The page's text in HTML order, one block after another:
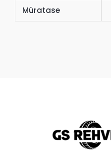
Müratase